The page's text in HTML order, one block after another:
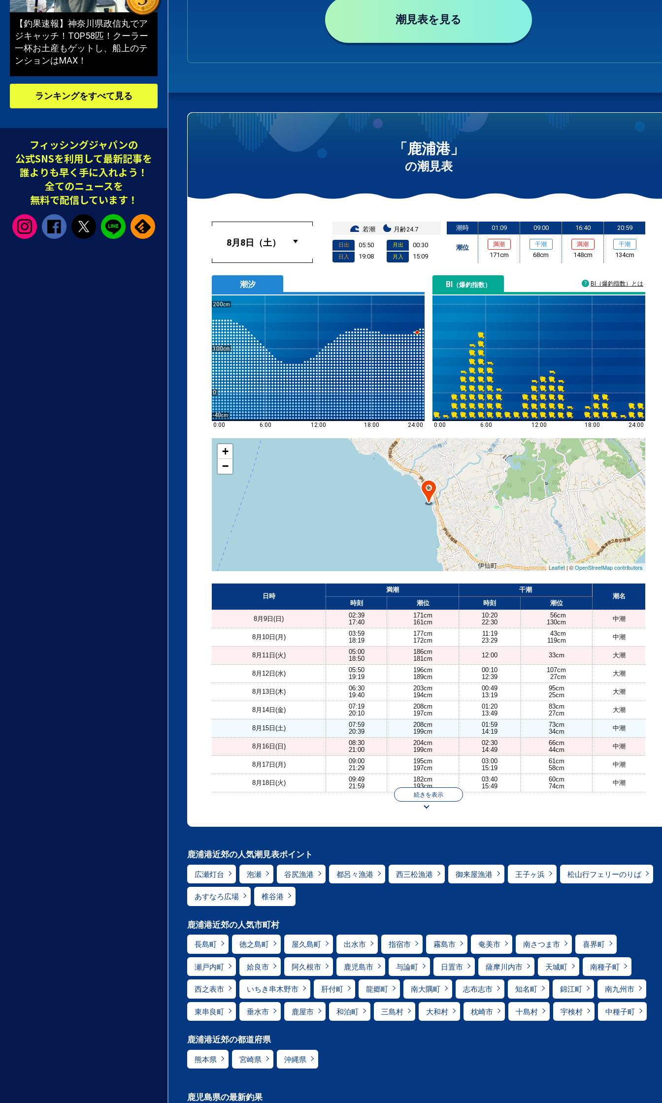
潮見表を見る
「鹿浦港」
の潮見表
若潮 月齢24.7
日出 05:50
日入 19:08
月出 00:30
月入 15:09
潮時
潮位
01:09
満潮
171cm
09:00
干潮
68cm
16:40
満潮
148cm
20:59
干潮
134cm
潮汐
200
100
0
-40
0:00
6:00 12:00 18:00 24:00
BI （爆釣指数）
0:00 6:00 12:00 18:00 24:00
BI（爆釣指数）とは
+
−
Leaflet| ©OpenStreetMap contributors
日時
満潮
干潮
潮名
時刻
潮位 時刻 潮位
8月9日(日)
02:39
17:40
171cm
161cm
10:20
22:30
56cm
130cm
中潮
8月10日(月)
03:59
18:19
177cm
172cm
11:19
23:29
43cm
119cm
中潮
8月11日(火)
05:00
18:50
186cm
181cm
12:00 33cm 大潮
8月12日(水)
05:50
19:19
196cm
189cm
00:10
12:39
107cm
27cm
大潮
8月13日(木)
06:30
19:40
203cm
194cm
00:49
13:19
95cm
25cm
大潮
8月14日(金)
07:19
20:10
208cm
197cm
01:20
13:49
83cm
27cm
大潮
8月15日(土)
07:59
20:39
208cm
199cm
01:59
14:19
73cm
34cm
中潮
8月16日(日)
08:30
21:00
204cm
199cm
02:30
14:49
66cm
44cm
中潮
8月17日(月)
09:00
21:29
195cm
197cm
03:00
15:19
61cm
58cm
中潮
8月18日(火)
09:49
21:59
182cm
193cm
03:40
15:49
60cm
74cm
中潮
続きを表示
鹿浦港近郊の人気潮見表ポイント
広瀬灯台 泡瀬 谷尻漁港 都呂々漁港 西三松漁港 御来屋漁港 王子ヶ浜 松山行フェリーのりば
あすなろ広場 椎谷港
鹿浦港近郊の人気市町村
長島町 徳之島町 屋久島町 出水市 指宿市 霧島市 奄美市 南さつま市 喜界町
瀬戸内町 姶良市 阿久根市 鹿児島市 与論町 日置市 薩摩川内市 天城町 南種子町
西之表市 いちき串木野市 肝付町 龍郷町 南大隅町 志布志市 知名町 錦江町 南九州市
東串良町 垂水市 鹿屋市 和泊町 三島村 大和村 枕崎市 十島村 宇検村 中種子町
鹿浦港近郊の都道府県
熊本県 宮崎県 沖縄県
鹿児島県の最新釣果
【釣果速報】神奈川県政信丸でア
ジキャッチ！TOP58匹！クーラー
一杯お土産もゲットし、船上のテ
ンションはMAX！
ランキングをすべて見る
フィッシングジャパンの
公式SNSを利用して最新記事を
誰よりも早く手に入れよう！
全てのニュースを
無料で配信しています！